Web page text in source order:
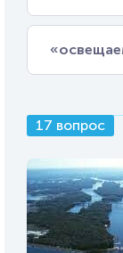
17 вопрос